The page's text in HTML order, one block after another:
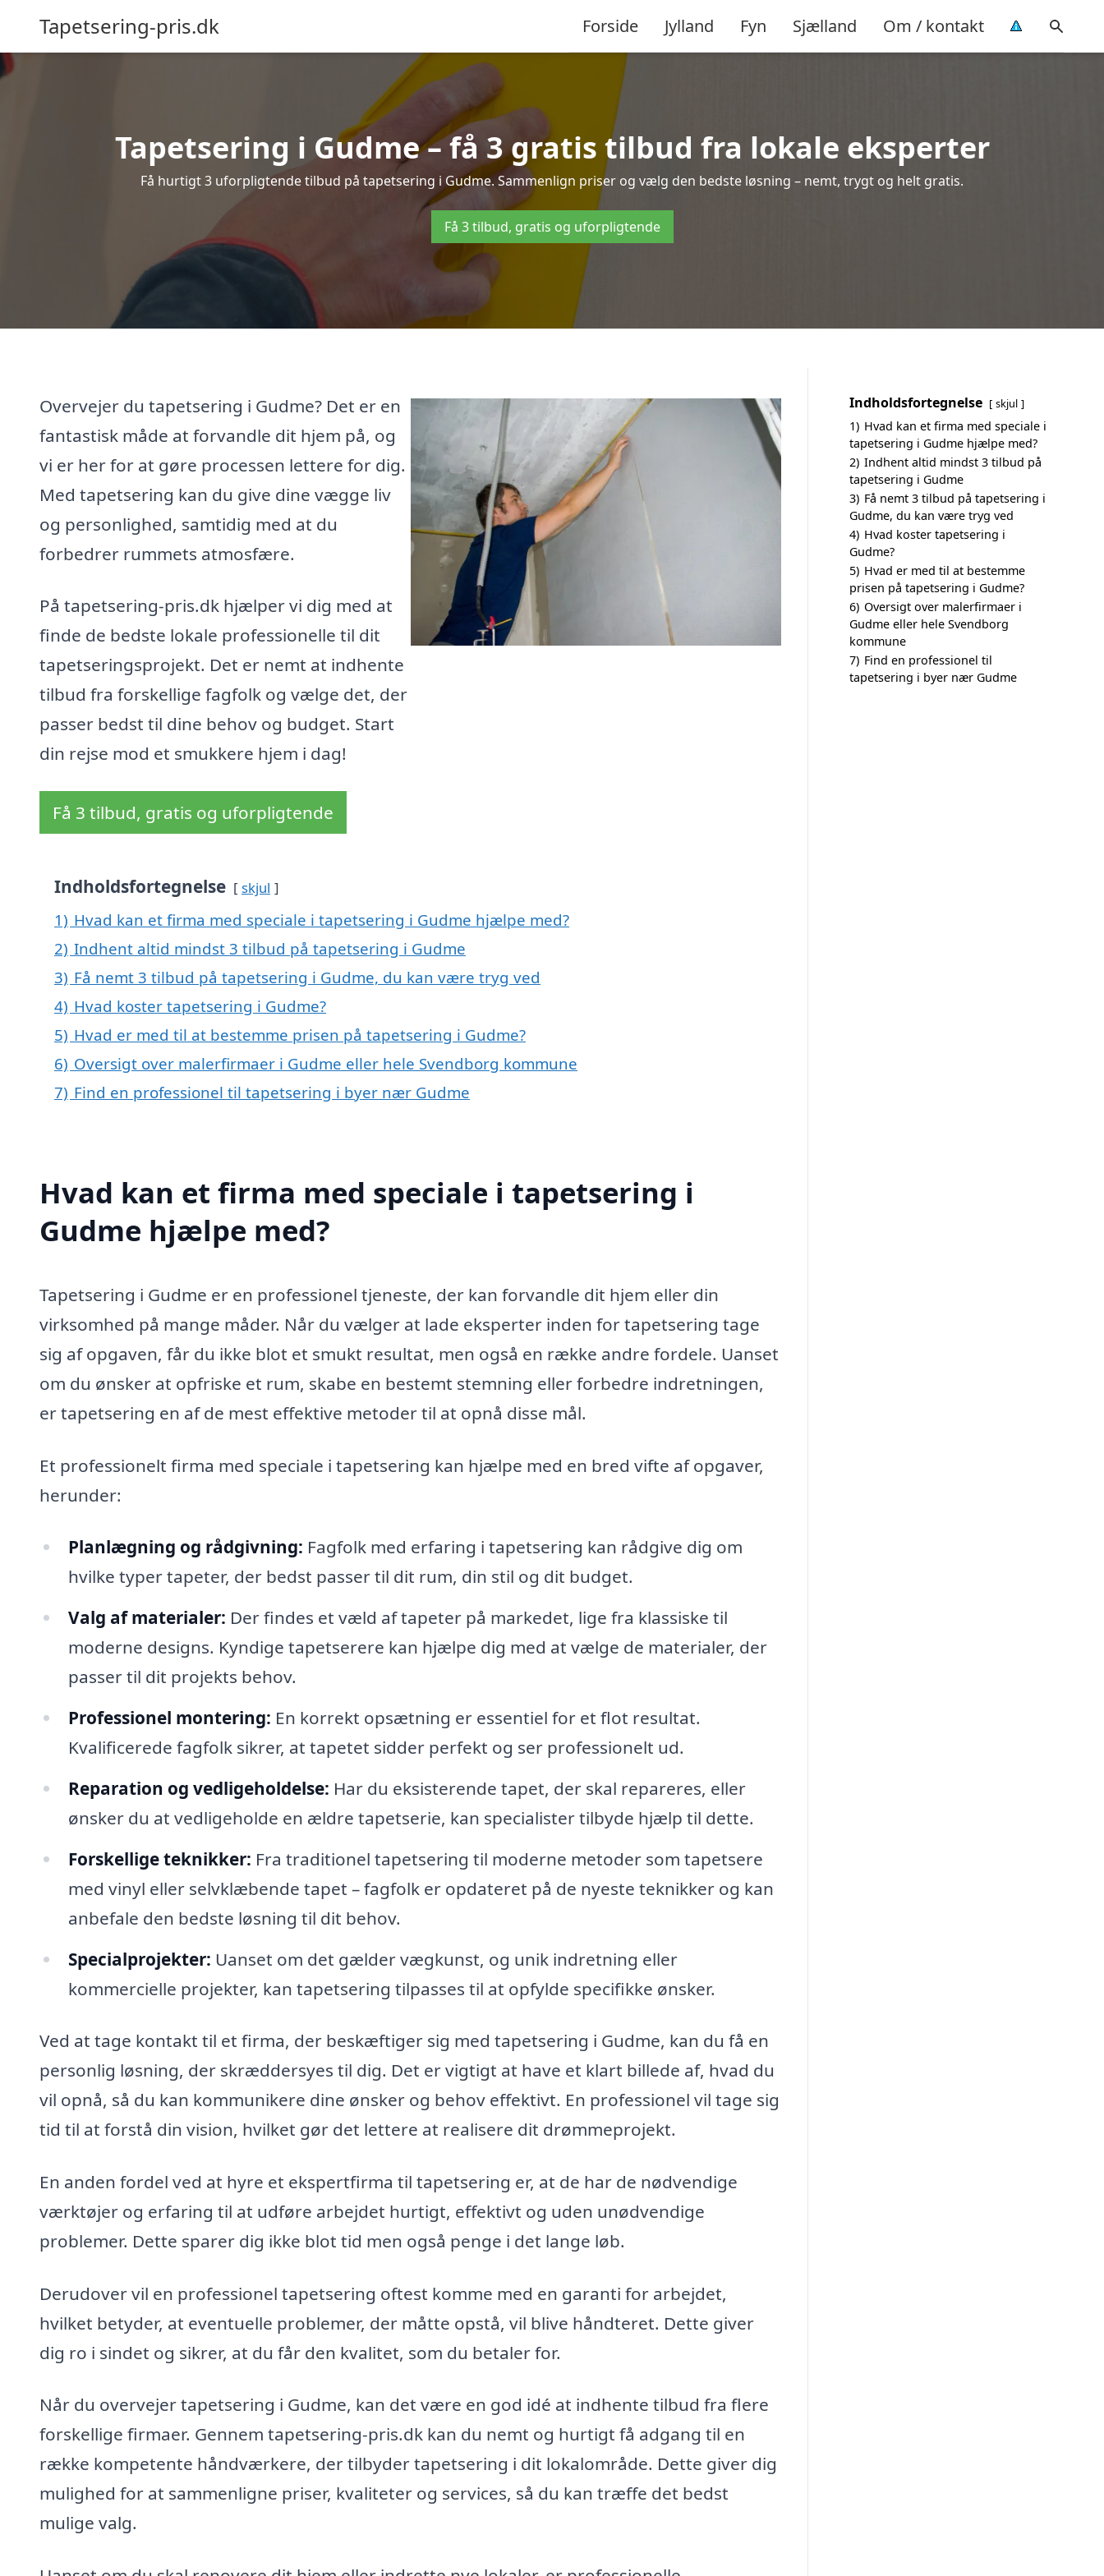
Tapetsering-pris.dk Forside Jylland Fyn Sjælland Om / kontakt
Tapetsering i Gudme – få 3 gratis tilbud fra lokale eksperter
Få hurtigt 3 uforpligtende tilbud på tapetsering i Gudme. Sammenlign priser og vælg den bedste løsning – nemt, trygt og helt gratis.
Få 3 tilbud, gratis og uforpligtende
Overvejer du tapetsering i Gudme? Det er en
fantastisk måde at forvandle dit hjem på, og
vi er her for at gøre processen lettere for dig.
Med tapetsering kan du give dine vægge liv
og personlighed, samtidig med at du
forbedrer rummets atmosfære.
På tapetsering-pris.dk hjælper vi dig med at
finde de bedste lokale professionelle til dit
tapetseringsprojekt. Det er nemt at indhente
tilbud fra forskellige fagfolk og vælge det, der
passer bedst til dine behov og budget. Start
din rejse mod et smukkere hjem i dag!
Få 3 tilbud, gratis og uforpligtende
Indholdsfortegnelse skjul
1) Hvad kan et firma med speciale i tapetsering i Gudme hjælpe med?
2) Indhent altid mindst 3 tilbud på tapetsering i Gudme
3) Få nemt 3 tilbud på tapetsering i Gudme, du kan være tryg ved
4) Hvad koster tapetsering i Gudme?
5) Hvad er med til at bestemme prisen på tapetsering i Gudme?
6) Oversigt over malerfirmaer i Gudme eller hele Svendborg kommune
7) Find en professionel til tapetsering i byer nær Gudme
Hvad kan et firma med speciale i tapetsering i
Gudme hjælpe med?
Tapetsering i Gudme er en professionel tjeneste, der kan forvandle dit hjem eller din
virksomhed på mange måder. Når du vælger at lade eksperter inden for tapetsering tage
sig af opgaven, får du ikke blot et smukt resultat, men også en række andre fordele. Uanset
om du ønsker at opfriske et rum, skabe en bestemt stemning eller forbedre indretningen,
er tapetsering en af de mest effektive metoder til at opnå disse mål.
Et professionelt firma med speciale i tapetsering kan hjælpe med en bred vifte af opgaver,
herunder:
Planlægning og rådgivning: Fagfolk med erfaring i tapetsering kan rådgive dig om
hvilke typer tapeter, der bedst passer til dit rum, din stil og dit budget.
Valg af materialer: Der findes et væld af tapeter på markedet, lige fra klassiske til
moderne designs. Kyndige tapetserere kan hjælpe dig med at vælge de materialer, der
passer til dit projekts behov.
Professionel montering: En korrekt opsætning er essentiel for et flot resultat.
Kvalificerede fagfolk sikrer, at tapetet sidder perfekt og ser professionelt ud.
Reparation og vedligeholdelse: Har du eksisterende tapet, der skal repareres, eller
ønsker du at vedligeholde en ældre tapetserie, kan specialister tilbyde hjælp til dette.
Forskellige teknikker: Fra traditionel tapetsering til moderne metoder som tapetsere
med vinyl eller selvklæbende tapet – fagfolk er opdateret på de nyeste teknikker og kan
anbefale den bedste løsning til dit behov.
Specialprojekter: Uanset om det gælder vægkunst, og unik indretning eller
kommercielle projekter, kan tapetsering tilpasses til at opfylde specifikke ønsker.
Ved at tage kontakt til et firma, der beskæftiger sig med tapetsering i Gudme, kan du få en
personlig løsning, der skræddersyes til dig. Det er vigtigt at have et klart billede af, hvad du
vil opnå, så du kan kommunikere dine ønsker og behov effektivt. En professionel vil tage sig
tid til at forstå din vision, hvilket gør det lettere at realisere dit drømmeprojekt.
En anden fordel ved at hyre et ekspertfirma til tapetsering er, at de har de nødvendige
værktøjer og erfaring til at udføre arbejdet hurtigt, effektivt og uden unødvendige
problemer. Dette sparer dig ikke blot tid men også penge i det lange løb.
Derudover vil en professionel tapetsering oftest komme med en garanti for arbejdet,
hvilket betyder, at eventuelle problemer, der måtte opstå, vil blive håndteret. Dette giver
dig ro i sindet og sikrer, at du får den kvalitet, som du betaler for.
Når du overvejer tapetsering i Gudme, kan det være en god idé at indhente tilbud fra flere
forskellige firmaer. Gennem tapetsering-pris.dk kan du nemt og hurtigt få adgang til en
række kompetente håndværkere, der tilbyder tapetsering i dit lokalområde. Dette giver dig
mulighed for at sammenligne priser, kvaliteter og services, så du kan træffe det bedst
mulige valg.
Indholdsfortegnelse skjul
1) Hvad kan et firma med speciale i
tapetsering i Gudme hjælpe med?
2) Indhent altid mindst 3 tilbud på
tapetsering i Gudme
3) Få nemt 3 tilbud på tapetsering i
Gudme, du kan være tryg ved
4) Hvad koster tapetsering i
Gudme?
5) Hvad er med til at bestemme
prisen på tapetsering i Gudme?
6) Oversigt over malerfirmaer i
Gudme eller hele Svendborg
kommune
7) Find en professionel til
tapetsering i byer nær Gudme